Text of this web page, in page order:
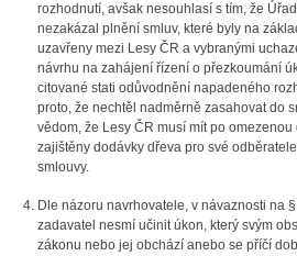
rozhodnutí, avšak nesouhlasí s tím, že
nezakázal plnění smluv, které byly na
uzavřeny mezi Lesy ČR a vybranými
návrhu na zahájení řízení o přezkoumání
citované stati odůvodnění napadeného
proto, že nechtěl nadměrně zasahovat do
vědom, že Lesy ČR musí mít po
zajištěny dodávky dřeva pro své
smlouvy.
Dle názoru navrhovatele, v návaznosti na
zadavatel nesmí učinit úkon, který svým
zákonu nebo jej obchází anebo se příčí